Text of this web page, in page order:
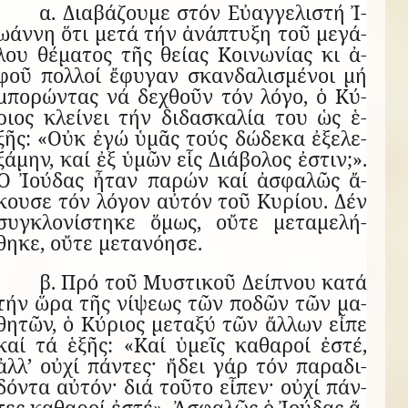
α. Δι­α­βά­ζουμε στόν Εὐαγγελιστή Ἰ­
ὅτι μετά τήν ἀ­νά­πτυξη τοῦ με­γά­
θέ­μα­τος τῆς θείας Κοι­νω­νίας κι ἀ­
πολ­λοί ἔ­φυ­γαν σκαν­δα­λι­σμέ­νοι μή
νά δε­χθοῦν τόν λόγο, ὁ Κύ­
κλεί­νει τήν δι­δα­σκα­λία του ὡς ἑ­
«Οὐκ ἐγώ ὑ­μᾶς τούς δώ­δεκα ἐ­ξε­λε­
καί ἐξ ὑ­μῶν εἷς Δι­ά­βο­λος ἐ­στιν;».
Ἰ­ού­δας ἦ­ταν πα­ρών καί ἀ­σφα­λῶς ἄ­
τόν λό­γον αὐ­τόν τοῦ Κυ­ρίου. Δέν
ὅ­μως, οὔτε με­τα­με­λή­
οὔτε μετανόησε.
β. Πρό τοῦ Μυ­στι­κοῦ Δεί­πνου κατά
ὥρα τῆς νί­ψεως τῶν πο­δῶν τῶν μα­
ὁ Κύ­ριος με­ταξύ τῶν ἄλ­λων εἶπε
τά ἑ­ξῆς: «Καί ὑ­μεῖς κα­θα­ροί ἐ­στέ,
οὐχί πάν­τες· ἤ­δει γάρ τόν πα­ρα­δι­
αὐ­τόν· διά τοῦτο εἶ­πεν· οὐχί πάν­